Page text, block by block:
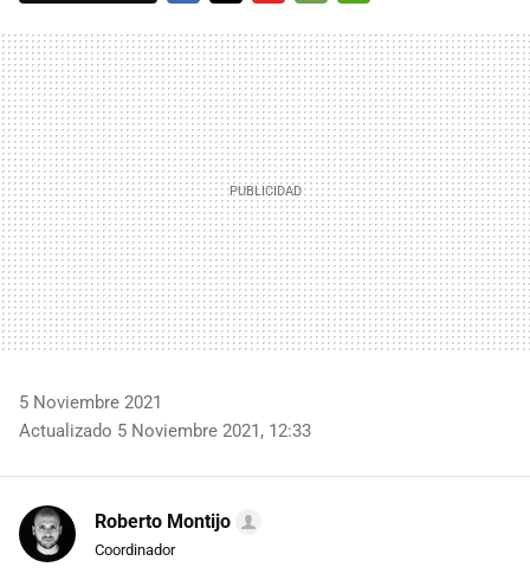
MAIL
5 Noviembre 2021
Actualizado 5 Noviembre 2021, 12:33
Roberto Montijo
Coordinador